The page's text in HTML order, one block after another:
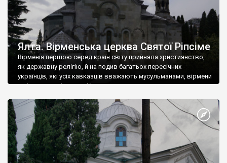
Ялта. Вірменська церква Святої Ріпсіме
Вірменія першою серед країн світу прийняла християнство,
як державну релігію, й на подив багатьох пересічних
українців, які усіх кавказців вважають мусульманами, вірмени
є відданими вірянами Христа